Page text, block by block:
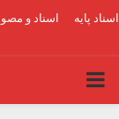
اسناد پایه اسناد و
PRIMARY